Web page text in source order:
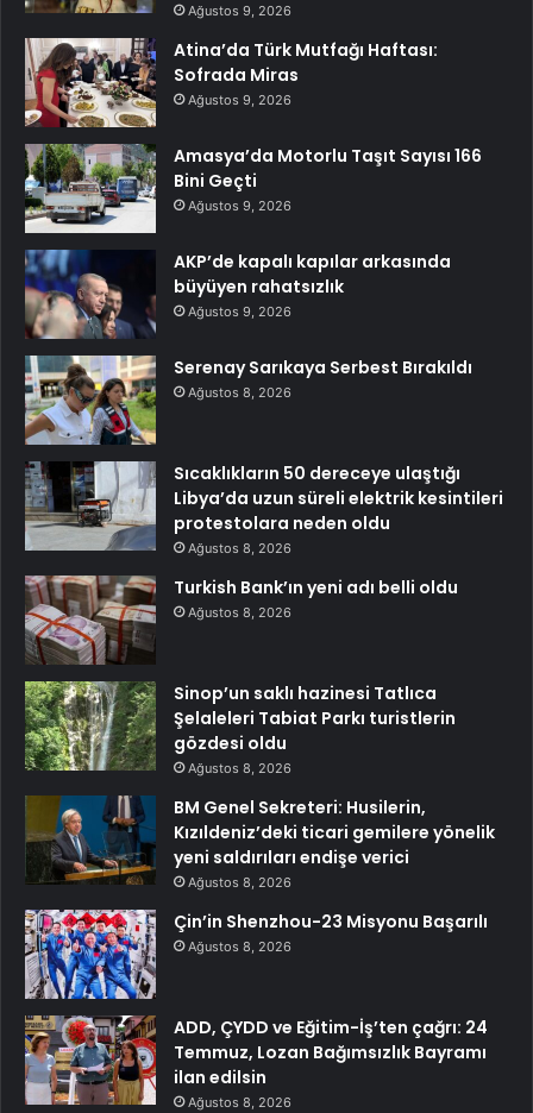
Ağustos 9, 2026
Atina’da Türk Mutfağı Haftası:
Sofrada Miras
Ağustos 9, 2026
Amasya’da Motorlu Taşıt Sayısı 166
Bini Geçti
Ağustos 9, 2026
AKP’de kapalı kapılar arkasında
büyüyen rahatsızlık
Ağustos 9, 2026
Serenay Sarıkaya Serbest Bırakıldı
Ağustos 8, 2026
Sıcaklıkların 50 dereceye ulaştığı
Libya’da uzun süreli elektrik kesintileri
protestolara neden oldu
Ağustos 8, 2026
Turkish Bank’ın yeni adı belli oldu
Ağustos 8, 2026
Sinop’un saklı hazinesi Tatlıca
Şelaleleri Tabiat Parkı turistlerin
gözdesi oldu
Ağustos 8, 2026
BM Genel Sekreteri: Husilerin,
Kızıldeniz’deki ticari gemilere yönelik
yeni saldırıları endişe verici
Ağustos 8, 2026
Çin’in Shenzhou-23 Misyonu Başarılı
Ağustos 8, 2026
ADD, ÇYDD ve Eğitim-İş’ten çağrı: 24
Temmuz, Lozan Bağımsızlık Bayramı
ilan edilsin
Ağustos 8, 2026